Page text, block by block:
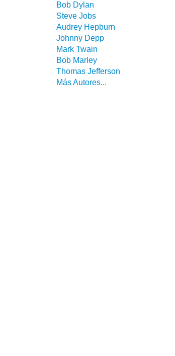
Bob Dylan
Steve Jobs
Audrey Hepburn
Johnny Depp
Mark Twain
Bob Marley
Thomas Jefferson
Más Autores...